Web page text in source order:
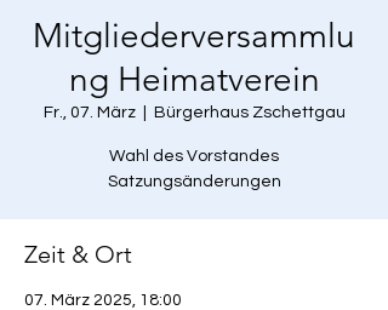
Mitgliederversammlu
ng Heimatverein
Fr., 07. März
  |
Bürgerhaus Zschettgau
Wahl des Vorstandes
Satzungsänderungen
Zeit & Ort
07. März 2025, 18:00